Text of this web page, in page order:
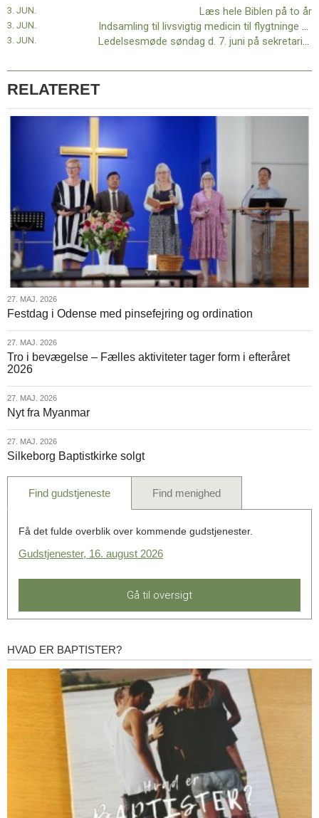
Læs hele Biblen på to år
3. JUN.
Indsamling til livsvigtig medicin til flygtninge fra Myanmar
3. JUN.
Ledelsesmøde søndag d. 7. juni på sekretariatet
3. JUN.
RELATERET
27.
maj.
2026
27. MAJ. 2026
Festdag i Odense med pinsefejring og ordination
27.
maj.
2026
27. MAJ. 2026
Tro i bevægelse – Fælles aktiviteter tager form i efteråret
2026
27.
maj.
2026
27. MAJ. 2026
Nyt fra Myanmar
27.
maj.
2026
27. MAJ. 2026
Silkeborg Baptistkirke solgt
Find gudstjeneste Find menighed
Få det fulde overblik over kommende gudstjenester.
Gudstjenester, 16. august 2026
Gå til oversigt
Hvad
er
HVAD ER BAPTISTER?